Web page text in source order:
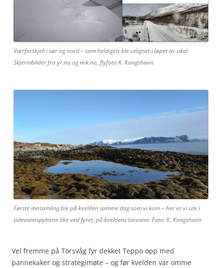
Værforskjell i sør og nord – som heldigvis ble utlignet i løpet av uka!
Skjermbilder fra yr.no og nrk.no, flyfoto K. Kongshavn.
Første innsamling ble på kvelden samme dag som vi kom – her er vi ute i
tidevannspyttene like ved fyret, på kveldens lavvann. Foto: K. Kongshavn
Vel fremme på Torsvåg fyr dekket Teppo opp med
pannekaker og strategimøte – og før kvelden var omme